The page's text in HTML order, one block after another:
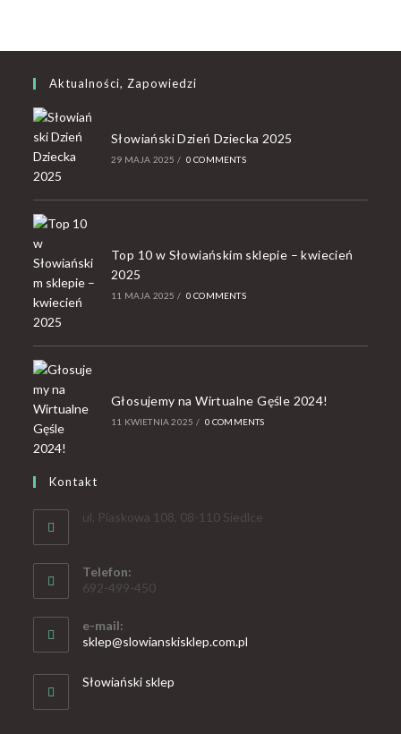
Aktualności, Zapowiedzi
Słowiański Dzień Dziecka 2025
29 MAJA 2025 / 0 COMMENTS
Top 10 w Słowiańskim sklepie – kwiecień
2025
11 MAJA 2025 / 0 COMMENTS
Głosujemy na Wirtualne Gęśle 2024!
11 KWIETNIA 2025 / 0 COMMENTS
Kontakt
ul. Piaskowa 108, 08-110 Siedlce
Telefon:
692-499-450
e-mail:
sklep@slowianskisklep.com.pl
Słowiański sklep